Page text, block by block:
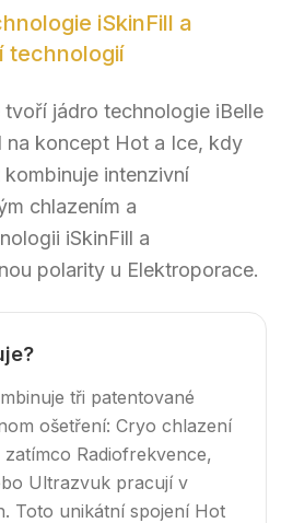
iSkinFill a
technologií
jádro technologie iBelle
na koncept Hot a Ice, kdy
intenzivní
chlazením a
iSkinFill a
polarity u Elektroporace.
tři patentované
ošetření: Cryo chlazení
Radiofrekvence,
Ultrazvuk pracují v
Toto unikátní spojení Hot